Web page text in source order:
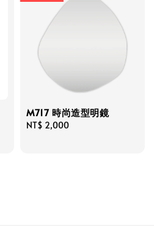
M717 時尚造型明鏡
Regular
NT$ 2,000